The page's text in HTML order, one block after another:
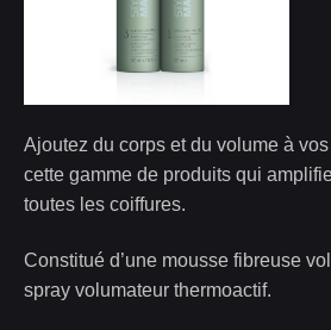
Ajoutez du corps et du volume à
cette gamme de produits qui
toutes les coiffures.
Constitué d’une mousse fibreuse
spray volumateur thermoactif.